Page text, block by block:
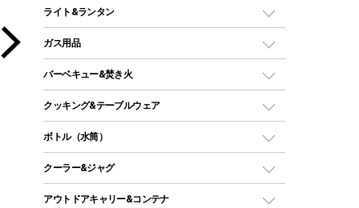
ソロテント
ロッジ型・オリジナルテント
タープ
スクエアタープ（レクタタープ）
メッシュタープ
自立式タープ
レジャーシート
ライト&ランタン
LEDランタン
ガスランタン
オイルランタン
LEDライト
ヘッドライト
キャンドル
ガス用品
ガスバーナー
ガス缶
ガストーチ、ライター
バーベキュー&焚き火
バーベキューコンロ、グリル
焚き火台タイプ（ロースタイル）グリル
卓上タイプグリル
パーティータイプグリル
クッキング&テーブルウェア
ダッチオーブン
ホットサンドメーカー
ボトル（水筒）
ステンレスボトル
クーラー&ジャグ
クーラーボックス
アウトドアキャリー&コンテナ